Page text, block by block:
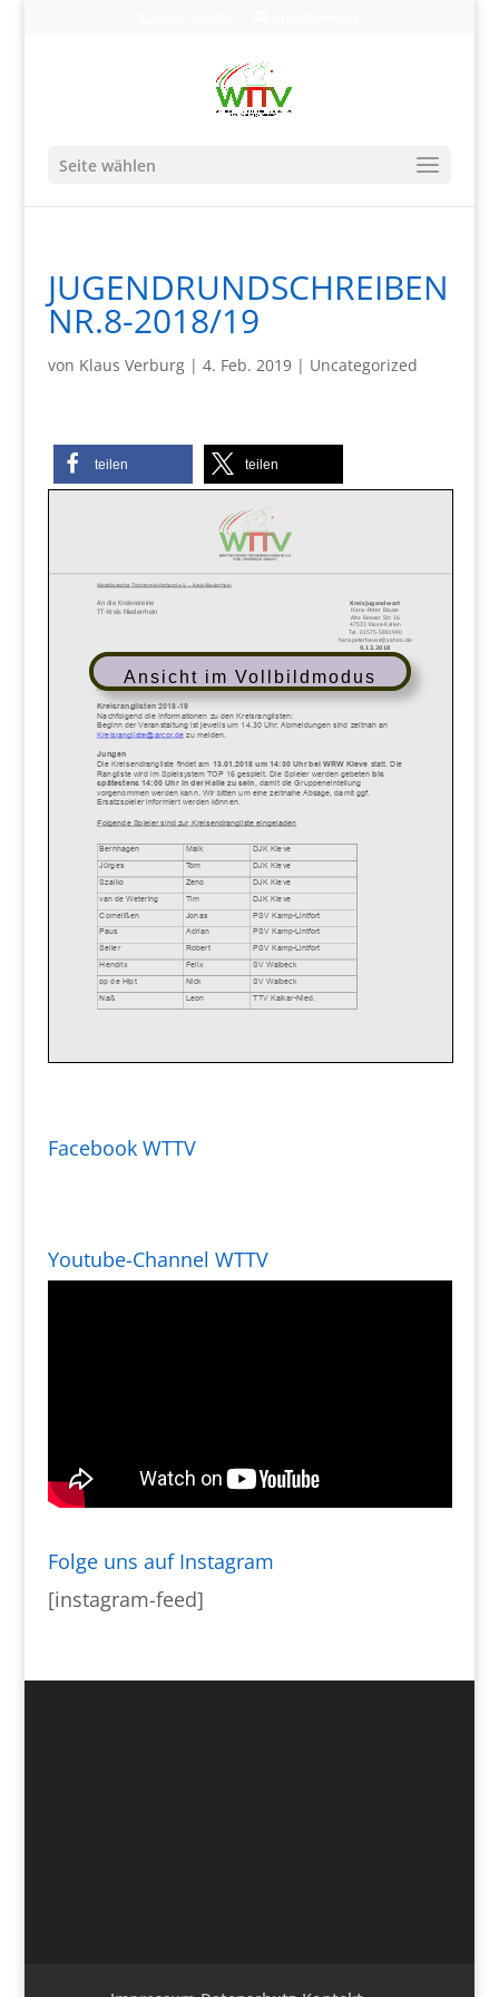
Seite wählen
JUGENDRUNDSCHREIBEN
NR.8-2018/19
von Klaus Verburg| 4. Feb. 2019| Uncategorized
teilen teilen
Ansicht im Vollbildmodus
Facebook WTTV
Youtube-Channel WTTV
Folge uns auf Instagram
[instagram-feed]